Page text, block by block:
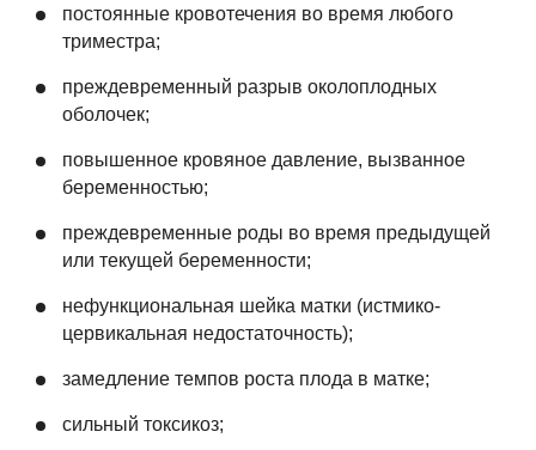
постоянные кровотечения во время любого
триместра;
преждевременный разрыв околоплодных
оболочек;
повышенное кровяное давление, вызванное
беременностью;
преждевременные роды во время предыдущей
или текущей беременности;
нефункциональная шейка матки (истмико-
цервикальная недостаточность);
замедление темпов роста плода в матке;
сильный токсикоз;